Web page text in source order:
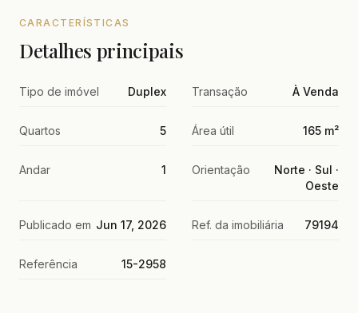
CARACTERÍSTICAS
Detalhes principais
Tipo de imóvel Duplex Transação À Venda
Quartos 5 Área útil 165 m²
Andar 1 Orientação
Norte · Sul ·
Oeste
Publicado em Jun 17, 2026 Ref. da imobiliária 79194
Referência 15-2958